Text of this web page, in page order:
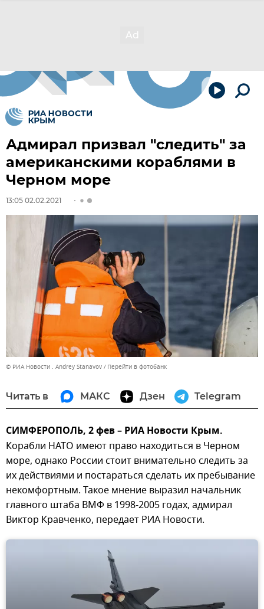
Адмирал призвал "следить" за
американскими кораблями в
Черном море
13:05 02.02.2021
© РИА Новости . Andrey Stanavov Перейти в фотобанк
Читать в МАКС Дзен Telegram
СИМФЕРОПОЛЬ, 2 фев – РИА Новости Крым.
Корабли НАТО имеют право находиться в Черном
море, однако России стоит внимательно следить за
их действиями и постараться сделать их пребывание
некомфортным. Такое мнение выразил начальник
главного штаба ВМФ в 1998-2005 годах, адмирал
Виктор Кравченко, передает РИА Новости.